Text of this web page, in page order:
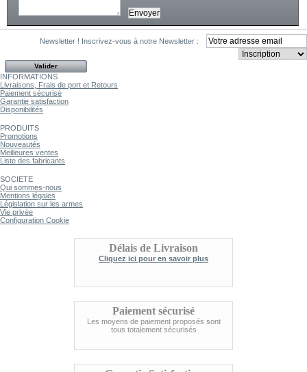
Newsletter ! Inscrivez-vous à notre Newsletter :
INFORMATIONS
Livraisons, Frais de port et Retours
Paiement sécurisé
Garantie satisfaction
Disponibilités
PRODUITS
Promotions
Nouveautés
Meilleures ventes
Liste des fabricants
SOCIETE
Qui sommes-nous
Mentions légales
Législation sur les armes
Vie privée
Configuration Cookie
Délais de Livraison
Cliquez ici pour en savoir plus
Paiement sécurisé
Les moyens de paiement proposés sont
tous totalement sécurisés